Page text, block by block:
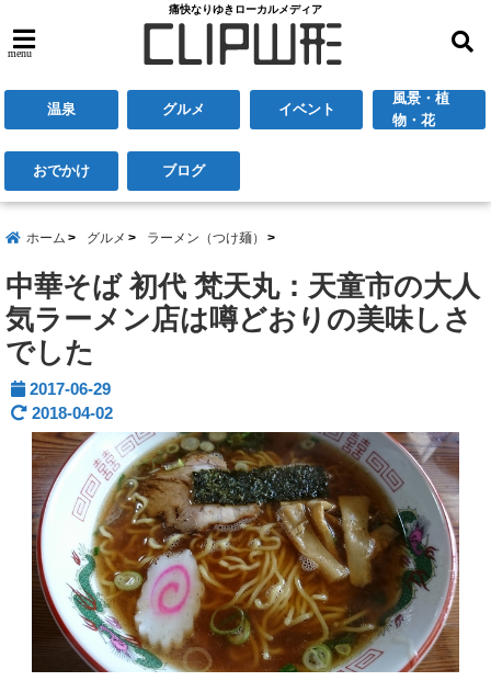
痛快なりゆきローカルメディア
menu
温泉 グルメ イベント
風景・植
物・花
おでかけ ブログ
ホーム グルメ ラーメン（つけ麺）
中華そば 初代 梵天丸：天童市の大人
気ラーメン店は噂どおりの美味しさ
でした
2017-06-29
2018-04-02